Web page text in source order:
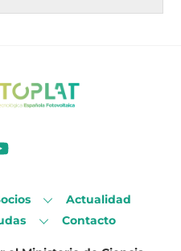
Actualidad
Contacto